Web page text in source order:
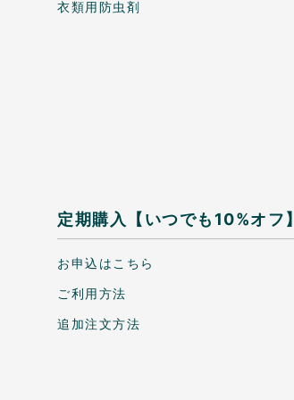
衣類用防虫剤
定期購入【いつでも10%オフ】
お申込はこちら
ご利用方法
追加注文方法